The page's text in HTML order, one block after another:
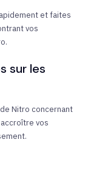
et faites
vos
sur les
Nitro concernant
vos